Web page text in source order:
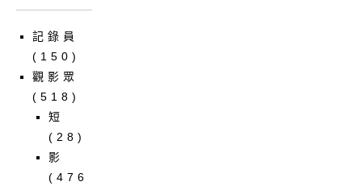
記錄員
(150)
觀影眾
(518)
短
(28)
影
(476